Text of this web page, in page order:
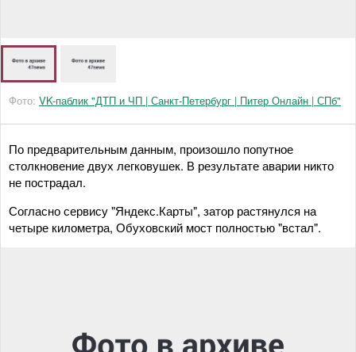
Фото: VK-паблик "ДТП и ЧП | Санкт-Петербург | Питер Онлайн | СПб"
По предварительным данным, произошло попутное
столкновение двух легковушек. В результате аварии никто
не пострадал.
Согласно сервису "Яндекс.Карты", затор растянулся на
четыре километра, Обуховский мост полностью "встал".